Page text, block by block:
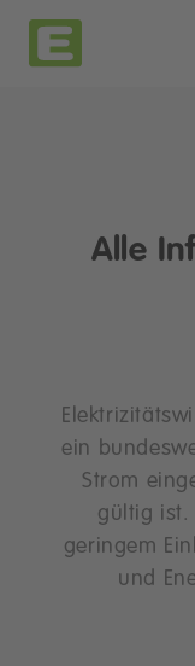
Alle
ein
Strom
gültig ist.
geringem
und